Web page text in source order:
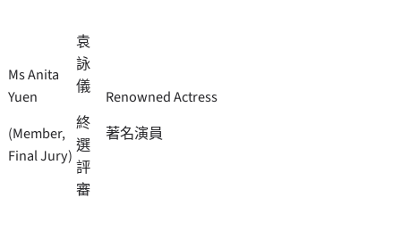
Ms Anita
Yuen
(Member,
Final Jury)
袁
詠
儀
終
選
評
審
Renowned Actress
著名演員